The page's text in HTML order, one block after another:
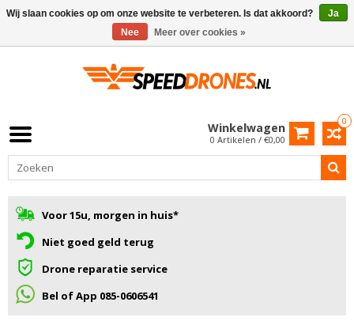
0
Winkelwagen
0 Artikelen / €0,00
Voor 15u, morgen in huis*
Niet goed geld terug
Drone reparatie service
Bel of App 085-0606541
Wij slaan cookies op om onze website te verbeteren. Is dat akkoord?
Ja
Nee
Meer over cookies »